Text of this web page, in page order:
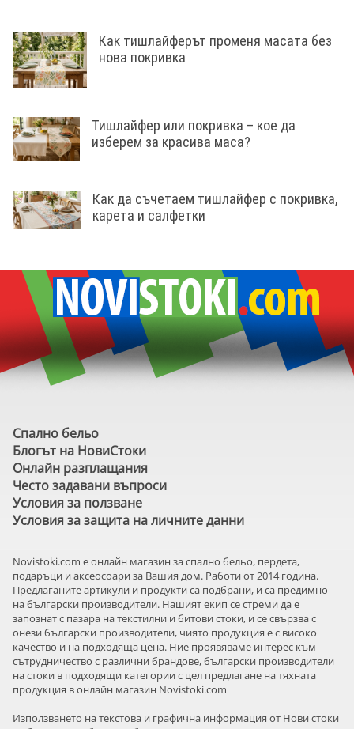
Как тишлайферът променя масата без
нова покривка
Тишлайфер или покривка – кое да
изберем за красива маса?
Как да съчетаем тишлайфер с покривка,
карета и салфетки
Спално бельо
Блогът на НовиСтоки
Онлайн разплащания
Често задавани въпроси
Условия за ползване
Условия за защита на личните данни
Novistoki.com e онлайн магазин за спално бельо, пердета,
подаръци и аксеосоари за Вашия дом. Работи от 2014 година.
Предлаганите артикули и продукти са подбрани, и са предимно
на български производители. Нашият екип се стреми да е
запознат с пазара на текстилни и битови стоки, и се свързва с
онези български производители, чиято продукция е с високо
качество и на подходяща цена. Ние проявяваме интерес към
сътрудничество с различни брандове, български производители
на стоки в подходящи категории с цел предлагане на тяхната
продукция в онлайн магазин Novistoki.com
Използването на текстова и графична информация от Нови стоки